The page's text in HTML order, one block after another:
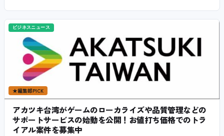
ビジネスニュース
★編集部PICK
アカツキ台湾がゲームのローカライズや品質管理などの
サポートサービスの始動を公開！お値打ち価格でのトラ
イアル案件を募集中